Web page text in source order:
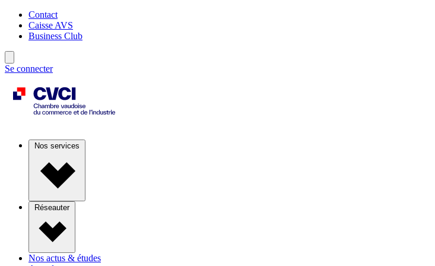
Contact
Caisse AVS
Business Club
Se connecter
Nos services
Réseauter
Nos actus & études